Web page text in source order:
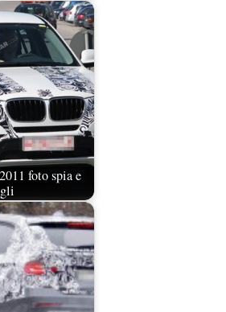
foto spia e